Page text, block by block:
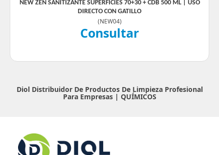
NEW ZEN SANITIZANTE SUPERFICIES 70+30 + CDB 500 ML | USO
DIRECTO CON GATILLO
(NEW04)
Consultar
Diol Distribuidor De Productos De Limpieza Profesional
Para Empresas | QUÍMICOS